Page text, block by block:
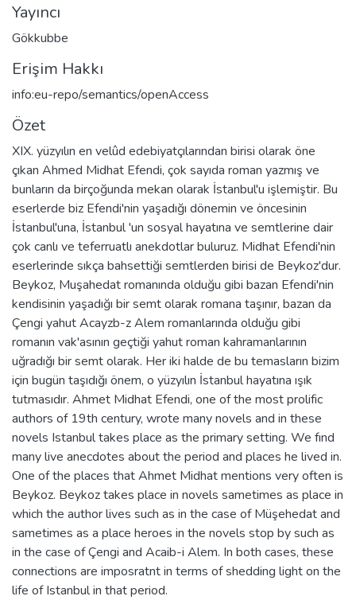
Yayıncı
Gökkubbe
Erişim Hakkı
info:eu-repo/semantics/openAccess
Özet
XIX. yüzyılın en velûd edebiyatçılarından birisi olarak öne
çıkan Ahmed Midhat Efendi, çok sayıda roman yazmış ve
bunların da birçoğunda mekan olarak İstanbul'u işlemiştir. Bu
eserlerde biz Efendi'nin yaşadığı dönemin ve öncesinin
İstanbul'una, İstanbul 'un sosyal hayatına ve semtlerine dair
çok canlı ve teferruatlı anekdotlar buluruz. Midhat Efendi'nin
eserlerinde sıkça bahsettiği semtlerden birisi de Beykoz'dur.
Beykoz, Muşahedat romanında olduğu gibi bazan Efendi'nin
kendisinin yaşadığı bir semt olarak romana taşınır, bazan da
Çengi yahut Acayzb-z Alem romanlarında olduğu gibi
romanın vak'asının geçtiği yahut roman kahramanlarının
uğradığı bir semt olarak. Her iki halde de bu temasların bizim
için bugün taşıdığı önem, o yüzyılın İstanbul hayatına ışık
tutmasıdır. Ahmet Midhat Efendi, one of the most prolific
authors of 19th century, wrote many novels and in these
novels Istanbul takes place as the primary setting. We fınd
many live anecdotes about the period and places he lived in.
One of the places that Ahmet Midhat mentions very often is
Beykoz. Beykoz takes place in novels sametimes as place in
which the author lives such as in the case of Müşehedat and
sametimes as a place heroes in the novels stop by such as
in the case of Çengi and Acaib-i Alem. In both cases, these
connections are imposratnt in terms of shedding light on the
life of Istanbul in that period.